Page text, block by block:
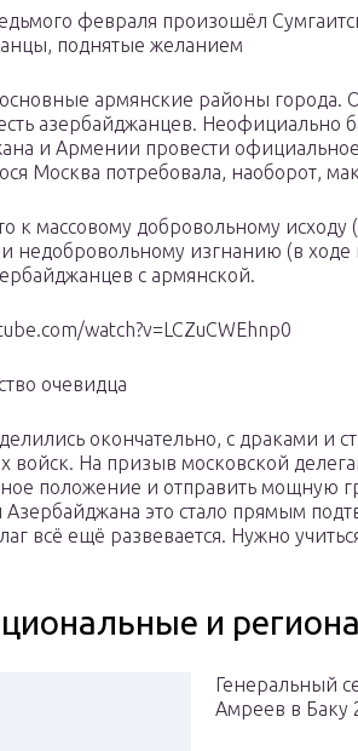
февраля произошёл
поднятые желанием
основные армянские районы города.
азербайджанцев. Неофициально
и Армении провести
Москва потребовала, наоборот,
к массовому добровольному
и недобровольному изгнанию (в
с армянской.
watch?v=LCZuCWEhnp0
очевидца
окончательно, с драками и
войск. На призыв московской
положение и отправить мощную
это стало прямым
всё ещё развевается. Нужно
и
Генеральный
Амреев в Баку